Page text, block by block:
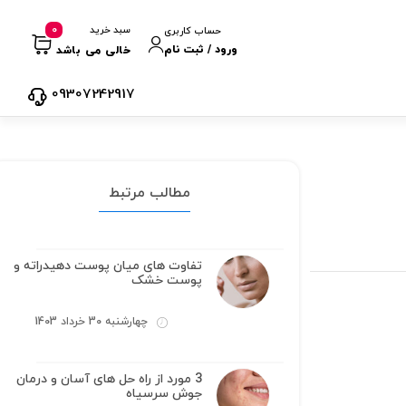
حساب کاربری
ورود / ثبت نام
سبد خرید
خالی می باشد
0
09307242917
مطالب مرتبط
تفاوت های میان پوست دهیدراته و
پوست خشک
چهارشنبه 30 خرداد 1403
3 مورد از راه حل های آسان و درمان
جوش سرسیاه